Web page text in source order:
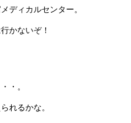
ディカルセンター。
かないぞ！
・。
れるかな。